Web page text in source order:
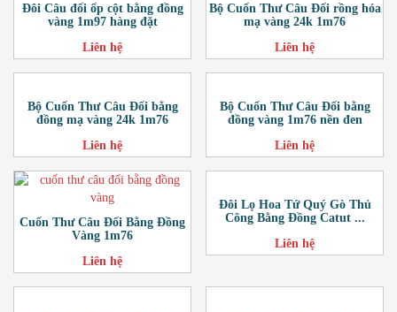
Đôi Câu đối ốp cột bằng đồng
vàng 1m97 hàng đặt
Liên hệ
Bộ Cuốn Thư Câu Đối rồng hóa
mạ vàng 24k 1m76
Liên hệ
Bộ Cuốn Thư Câu Đối bằng
đồng mạ vàng 24k 1m76
Liên hệ
Bộ Cuốn Thư Câu Đối bằng
đồng vàng 1m76 nền đen
Liên hệ
Cuốn Thư Câu Đối Bằng Đồng
Vàng 1m76
Liên hệ
Đôi Lọ Hoa Tứ Quý Gò Thủ
Công Bằng Đồng Catut ...
Liên hệ